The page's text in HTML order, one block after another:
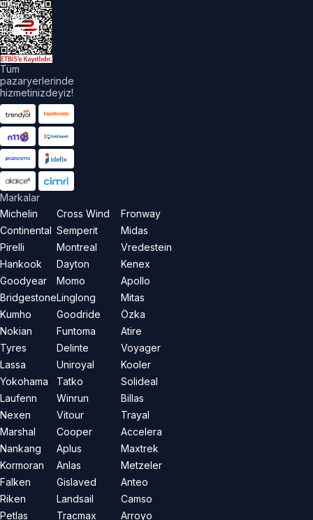
Tüm
pazaryerlerinde
hizmetinizdeyiz!
Markalar
Michelin
Continental
Pirelli
Hankook
Goodyear
Bridgestone
Kumho
Nokian
Tyres
Lassa
Yokohama
Laufenn
Nexen
Marshal
Nankang
Kormoran
Falken
Riken
Petlas
Cross Wind
Semperit
Montreal
Dayton
Momo
Linglong
Goodride
Funtoma
Delinte
Uniroyal
Tatko
Winrun
Vitour
Cooper
Aplus
Anlas
Gislaved
Landsail
Tracmax
Fronway
Midas
Vredestein
Kenex
Apollo
Mitas
Özka
Atire
Voyager
Kooler
Solideal
Billas
Trayal
Accelera
Maxtrek
Metzeler
Anteo
Camso
Arroyo